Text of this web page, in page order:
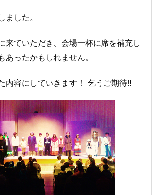
ました。
来ていただき、会場一杯に席を補充し
あったかもしれません。
内容にしていきます！ 乞うご期待‼︎